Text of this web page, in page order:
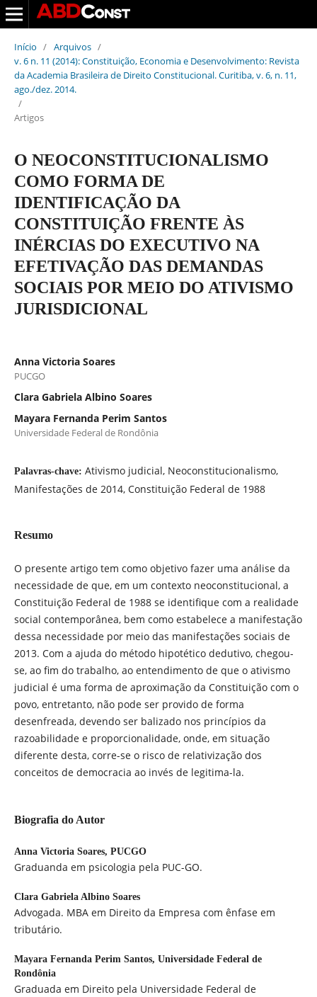
Início / Arquivos /
v. 6 n. 11 (2014): Constituição, Economia e Desenvolvimento: Revista
da Academia Brasileira de Direito Constitucional. Curitiba, v. 6, n. 11,
ago./dez. 2014.
/
Artigos
O NEOCONSTITUCIONALISMO
COMO FORMA DE
IDENTIFICAÇÃO DA
CONSTITUIÇÃO FRENTE ÀS
INÉRCIAS DO EXECUTIVO NA
EFETIVAÇÃO DAS DEMANDAS
SOCIAIS POR MEIO DO ATIVISMO
JURISDICIONAL
Anna Victoria Soares
PUCGO
Clara Gabriela Albino Soares
Mayara Fernanda Perim Santos
Universidade Federal de Rondônia
Palavras-chave: Ativismo judicial, Neoconstitucionalismo,
Manifestações de 2014, Constituição Federal de 1988
Resumo
O presente artigo tem como objetivo fazer uma análise da
necessidade de que, em um contexto neoconstitucional, a
Constituição Federal de 1988 se identifique com a realidade
social contemporânea, bem como estabelece a manifestação
dessa necessidade por meio das manifestações sociais de
2013. Com a ajuda do método hipotético dedutivo, chegou-
se, ao fim do trabalho, ao entendimento de que o ativismo
judicial é uma forma de aproximação da Constituição com o
povo, entretanto, não pode ser provido de forma
desenfreada, devendo ser balizado nos princípios da
razoabilidade e proporcionalidade, onde, em situação
diferente desta, corre-se o risco de relativização dos
conceitos de democracia ao invés de legitima-la.
Biografia do Autor
Anna Victoria Soares, PUCGO
Graduanda em psicologia pela PUC-GO.
Clara Gabriela Albino Soares
Advogada. MBA em Direito da Empresa com ênfase em
tributário.
Mayara Fernanda Perim Santos, Universidade Federal de
Rondônia
Graduada em Direito pela Universidade Federal de